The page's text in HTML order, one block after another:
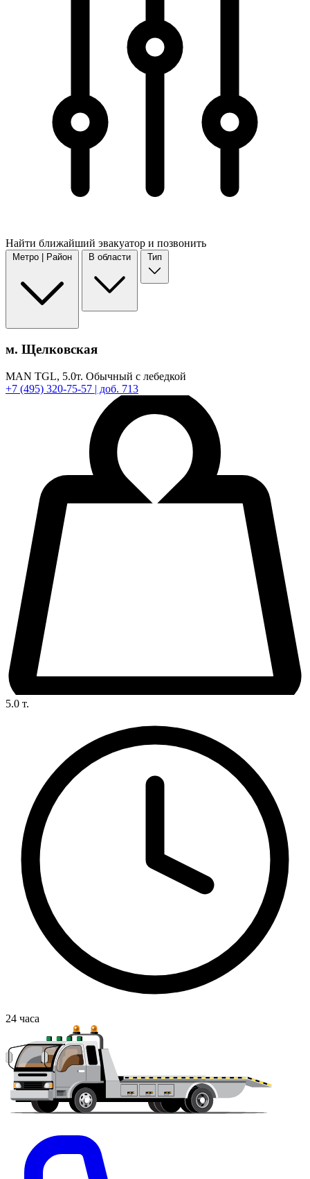
Найти ближайший эвакуатор и позвонить
Метро | Район В области Тип
м. Щелковская
MAN TGL, 5.0т. Обычный с лебедкой
+7 (495) 320-75-57 | доб. 713
5.0 т.
24 часа